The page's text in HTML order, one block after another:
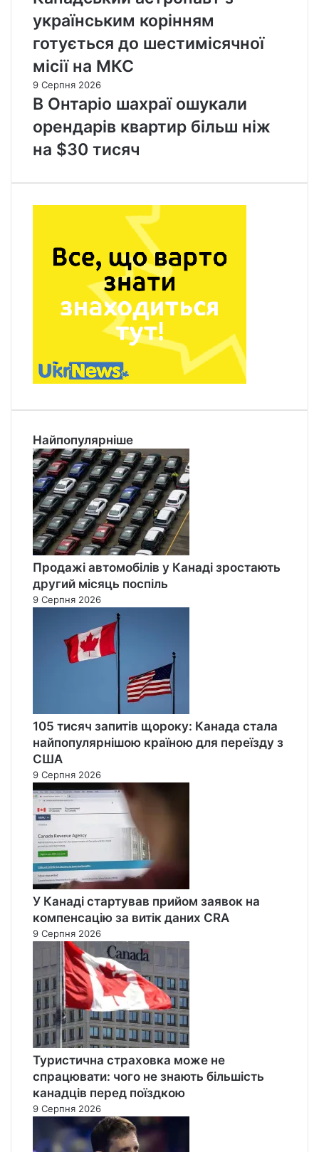
українським корінням
готується до шестимісячної
місії на МКС
9 Серпня 2026
В Онтаріо шахраї ошукали
орендарів квартир більш ніж
на $30 тисяч
Найпопулярніше
Продажі автомобілів у Канаді зростають
другий місяць поспіль
9 Серпня 2026
105 тисяч запитів щороку: Канада стала
найпопулярнішою країною для переїзду з
США
9 Серпня 2026
У Канаді стартував прийом заявок на
компенсацію за витік даних CRA
9 Серпня 2026
Туристична страховка може не
спрацювати: чого не знають більшість
канадців перед поїздкою
9 Серпня 2026